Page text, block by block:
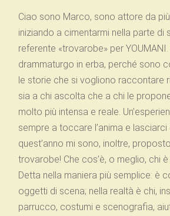
Ciao sono Marco, sono attore da
iniziando a cimentarmi nella parte di
referente «trovarobe» per
drammaturgo in erba, perché sono
le storie che si vogliono raccontare
sia a chi ascolta che a chi le
molto più intensa e reale.
sempre a toccare l’anima e lasciarci
quest’anno mi sono, inoltre,
trovarobe! Che cos’è, o meglio, chi
Detta nella maniera più semplice: è
oggetti di scena; nella realtà è chi,
parrucco, costumi e scenografia,